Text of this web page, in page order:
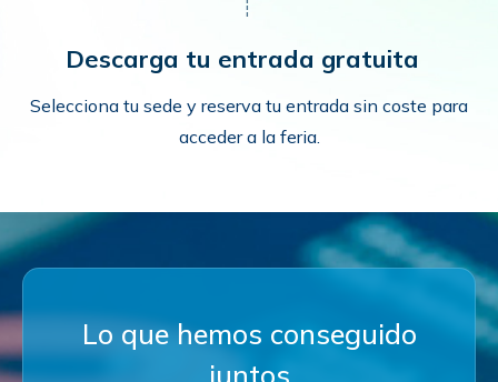
Descarga tu entrada gratuita
Selecciona tu sede y reserva tu entrada sin coste para
acceder a la feria.
Lo que hemos conseguido
juntos